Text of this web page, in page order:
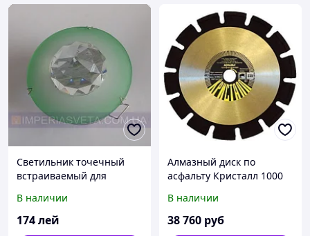
Светильник точечный
встраиваемый для
FERON с кристаллом
MMD-316311
В наличии
174лей
Алмазный диск по
асфальту Кристалл 1000
В наличии
38 760 руб